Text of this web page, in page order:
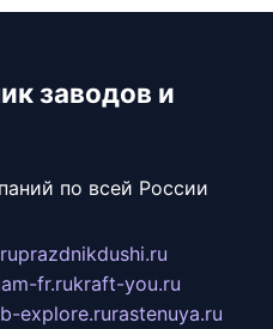
заводов и
по всей России
prazdnikdushi.ru
fr.rukraft-you.ru
explore.rurastenuya.ru